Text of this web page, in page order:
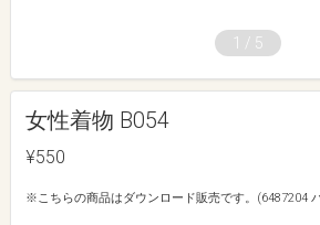
1 / 5
女性着物 B054
¥550
※こちらの商品はダウンロード販売です。(6487204